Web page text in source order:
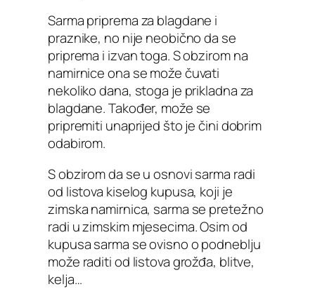
Sarma priprema za blagdane i
praznike, no nije neobično da se
priprema i izvan toga. S obzirom na
namirnice ona se može čuvati
nekoliko dana, stoga je prikladna za
blagdane. Također, može se
pripremiti unaprijed što je čini dobrim
odabirom.
S obzirom da se u osnovi sarma radi
od listova kiselog kupusa, koji je
zimska namirnica, sarma se pretežno
radi u zimskim mjesecima. Osim od
kupusa sarma se ovisno o podneblju
može raditi od listova grožđa, blitve,
kelja…